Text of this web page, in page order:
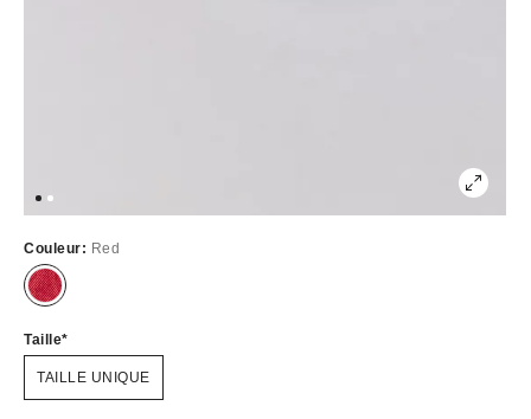
Couleur: Red
Taille
TAILLE UNIQUE